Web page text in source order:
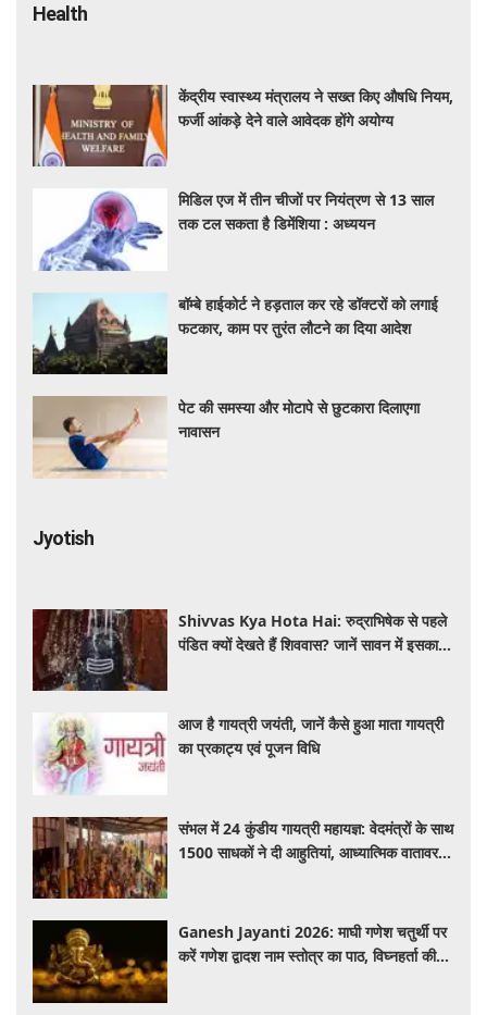
Health
केंद्रीय स्वास्थ्य मंत्रालय ने सख्त किए औषधि नियम,
फर्जी आंकड़े देने वाले आवेदक होंगे अयोग्य
मिडिल एज में तीन चीजों पर नियंत्रण से 13 साल
तक टल सकता है डिमेंशिया : अध्ययन
बॉम्बे हाईकोर्ट ने हड़ताल कर रहे डॉक्टरों को लगाई
फटकार, काम पर तुरंत लौटने का दिया आदेश
पेट की समस्या और मोटापे से छुटकारा दिलाएगा
नावासन
Jyotish
Shivvas Kya Hota Hai: रुद्राभिषेक से पहले
पंडित क्यों देखते हैं शिववास? जानें सावन में इसका
आज है गायत्री जयंती, जानें कैसे हुआ माता गायत्री
का प्रकाट्य एवं पूजन विधि
संभल में 24 कुंडीय गायत्री महायज्ञ: वेदमंत्रों के साथ
1500 साधकों ने दी आहुतियां, आध्यात्मिक वातावरण
Ganesh Jayanti 2026: माघी गणेश चतुर्थी पर
करें गणेश द्वादश नाम स्तोत्र का पाठ, विघ्नहर्ता की